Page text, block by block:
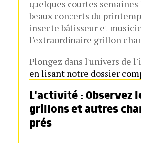
quelques courtes semaines
beaux concerts du
insecte bâtisseur et
l'extraordinaire grillon
Plongez dans l'univers de
en lisant notre dossier
L'activité : Observez
grillons et autres
prés